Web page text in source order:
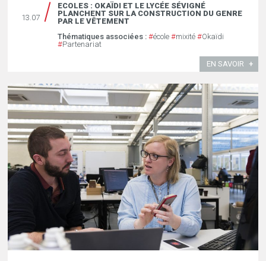
13.07
ECOLES : OKAÏDI ET LE LYCÉE SÉVIGNÉ
PLANCHENT SUR LA CONSTRUCTION DU GENRE
PAR LE VÊTEMENT
Thématiques associées : #école #mixité #Okaïdi
#Partenariat
EN SAVOIR